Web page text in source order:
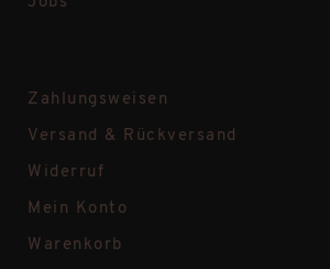
Zahlungsweisen
Versand & Rückversand
Widerruf
Mein Konto
Warenkorb